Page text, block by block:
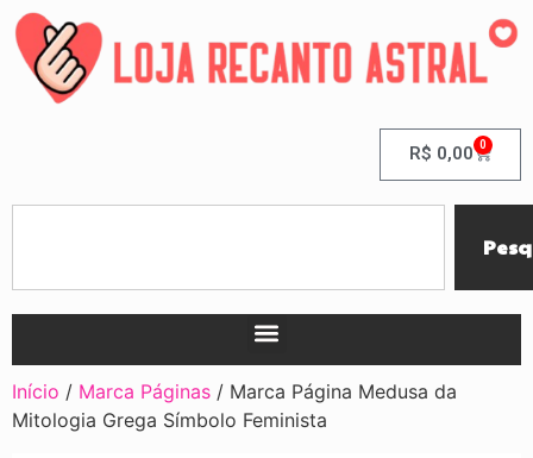
R$ 0,00 0
Início / Marca Páginas / Marca Página Medusa da
Mitologia Grega Símbolo Feminista